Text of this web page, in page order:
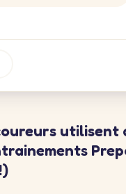
utilisent